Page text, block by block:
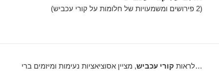
(2 פירושים ומשמעויות של חלומות על קורי עכביש)
…לראות קורי עכביש, מציין אסוציאציות נעימות ומיזמים ברי